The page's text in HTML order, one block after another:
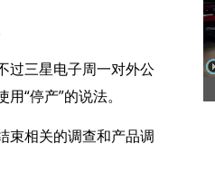
过三星电子周一对外公
“停产”的说法。
束相关的调查和产品调